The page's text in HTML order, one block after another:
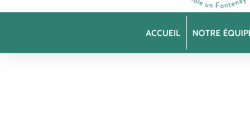
ACCUEIL NOTRE